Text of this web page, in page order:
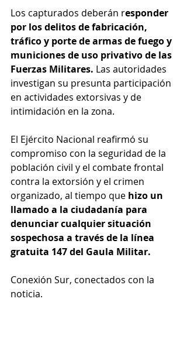
Los capturados deberán responder
por los delitos de fabricación,
tráfico y porte de armas de fuego y
municiones de uso privativo de las
Fuerzas Militares. Las autoridades
investigan su presunta participación
en actividades extorsivas y de
intimidación en la zona.
El Ejército Nacional reafirmó su
compromiso con la seguridad de la
población civil y el combate frontal
contra la extorsión y el crimen
organizado, al tiempo que hizo un
llamado a la ciudadanía para
denunciar cualquier situación
sospechosa a través de la línea
gratuita 147 del Gaula Militar.
Conexión Sur, conectados con la
noticia.